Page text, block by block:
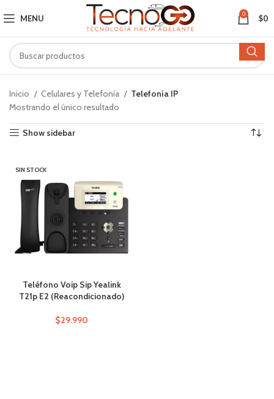
MENU 0 $0
Inicio Celulares y Telefonía
Telefonía IP
Mostrando el único resultado
Show sidebar
SIN STOCK
Teléfono Voip Sip Yealink
T21p E2 (Reacondicionado)
$29.990